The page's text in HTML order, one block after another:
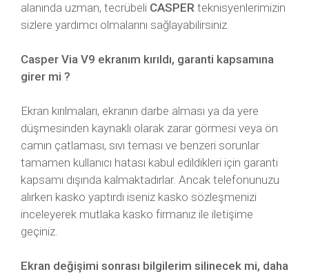
alanında uzman, tecrübeli CASPER teknisyenlerimizin
sizlere yardımcı olmalarını sağlayabilirsiniz.
Casper Via V9 ekranım kırıldı, garanti kapsamına
girer mi ?
Ekran kırılmaları, ekranın darbe alması ya da yere
düşmesinden kaynaklı olarak zarar görmesi veya ön
camın çatlaması, sıvı teması ve benzeri sorunlar
tamamen kullanıcı hatası kabul edildikleri için garanti
kapsamı dışında kalmaktadırlar. Ancak telefonunuzu
alırken kasko yaptırdı iseniz kasko sözleşmenizi
inceleyerek mutlaka kasko firmanız ile iletişime
geçiniz.
Ekran değişimi sonrası bilgilerim silinecek mi, daha